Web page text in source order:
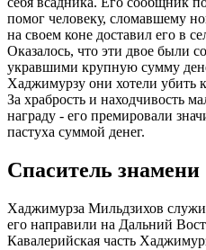
помог человеку, сломавшему
на своем коне доставил его в
Оказалось, что эти двое были
укравшими крупную сумму
Хаджимурзу они хотели убить
За храбрость и находчивость
награду - его премировали
пастуха суммой денег.
Спаситель знамени
Хаджимурза Мильдзихов
его направили на Дальний
Кавалерийская часть